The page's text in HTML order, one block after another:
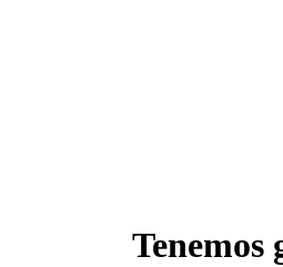
Tenemos